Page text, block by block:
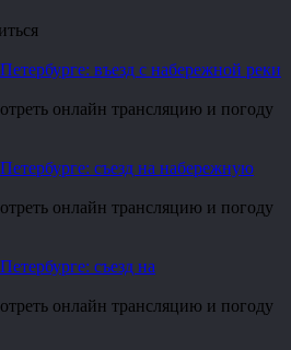
въезд с набережной реки
онлайн трансляцию и погоду
cъезд на набережную
онлайн трансляцию и погоду
съезд на
онлайн трансляцию и погоду